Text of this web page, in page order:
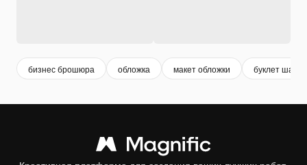
бизнес брошюра обложка макет обложки буклет